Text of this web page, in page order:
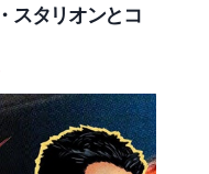
スタリオンとコ